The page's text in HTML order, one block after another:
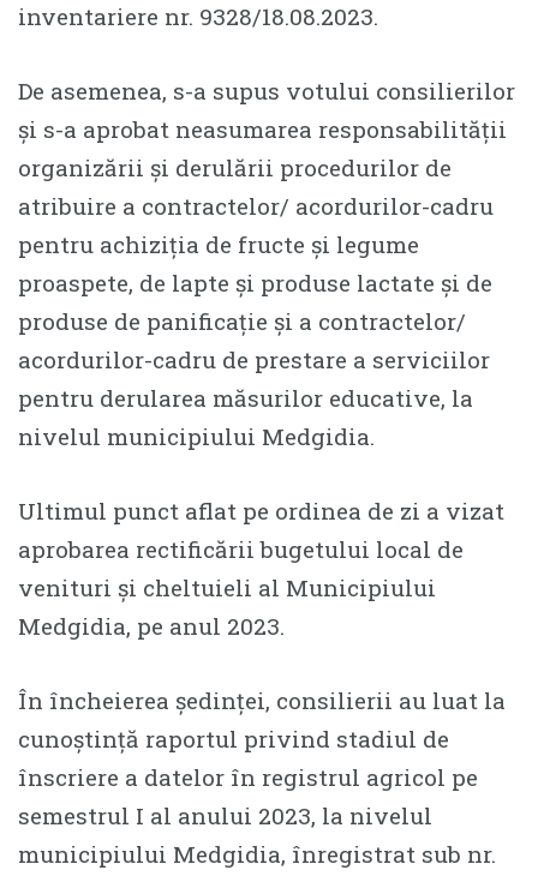
inventariere nr. 9328/18.08.2023.
De asemenea, s-a supus votului consilierilor
și s-a aprobat neasumarea responsabilității
organizării și derulării procedurilor de
atribuire a contractelor/ acordurilor-cadru
pentru achiziția de fructe și legume
proaspete, de lapte și produse lactate și de
produse de panificație și a contractelor/
acordurilor-cadru de prestare a serviciilor
pentru derularea măsurilor educative, la
nivelul municipiului Medgidia.
Ultimul punct aflat pe ordinea de zi a vizat
aprobarea rectificării bugetului local de
venituri și cheltuieli al Municipiului
Medgidia, pe anul 2023.
În încheierea ședinței, consilierii au luat la
cunoștință raportul privind stadiul de
înscriere a datelor în registrul agricol pe
semestrul I al anului 2023, la nivelul
municipiului Medgidia, înregistrat sub nr.